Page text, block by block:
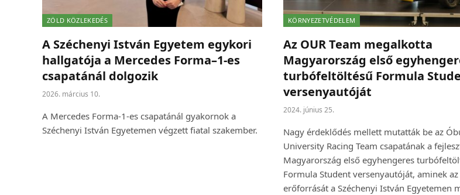
ZÖLD KÖZLEKEDÉS
A Széchenyi István Egyetem egykori
hallgatója a Mercedes Forma–1-es
csapatánál dolgozik
2026. március 10.
A Mercedes Forma-1-es csapatánál gyakornok a
Széchenyi István Egyetemen végzett fiatal szakember.
KÖRNYEZETVÉDELEM
Az OUR Team megalkotta
Magyarország első
turbófeltöltésű Formula
versenyautóját
2024. június 25.
Nagy érdeklődés mellett mutatták be az
University Racing Team csapatának a
Magyarország első egyhengeres
Formula Student versenyautóját, aminek az
erőforrását a Széchenyi István Egyetemen